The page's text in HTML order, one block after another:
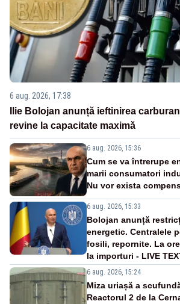
6 aug. 2026, 17:38
Ilie Bolojan anunță ieftinirea
revine la capacitate maximă
6 aug. 2026, 15:36
Cum se va întrerupe
marii consumatori
Nu vor exista
6 aug. 2026, 15:33
Bolojan anunță
energetic. Centralele
fosili, repornite. La
la importuri - LIVE
6 aug. 2026, 15:24
Miza uriașă a
Reactorul 2 de la